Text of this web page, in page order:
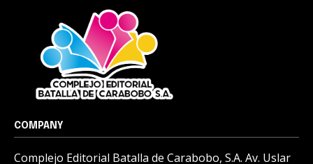
COMPANY
Complejo Editorial Batalla de Carabobo, S.A. Av. Uslar